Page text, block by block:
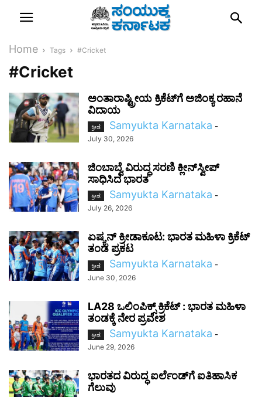
Home Tags #Cricket
#Cricket
ಅಂತಾರಾಷ್ಟ್ರೀಯ ಕ್ರಿಕೆಟ್‌ಗೆ ಅಜಿಂಕ್ಯ ರಹಾನೆ
ವಿದಾಯ
ಕ್ರೀಡೆ Samyukta Karnataka -
July 30, 2026
ಜಿಂಬಾಬ್ವೆ ವಿರುದ್ಧ ಸರಣಿ ಕ್ಲೀನ್‌ಸ್ವೀಪ್‌
ಸಾಧಿಸಿದ ಭಾರತ
ಕ್ರೀಡೆ Samyukta Karnataka -
July 26, 2026
ಏಷ್ಯನ್ ಕ್ರೀಡಾಕೂಟ: ಭಾರತ ಮಹಿಳಾ ಕ್ರಿಕೆಟ್
ತಂಡ ಪ್ರಕಟ
ಕ್ರೀಡೆ Samyukta Karnataka -
June 30, 2026
LA28 ಒಲಿಂಪಿಕ್ಸ್‌ ಕ್ರಿಕೆಟ್‌ : ಭಾರತ ಮಹಿಳಾ
ತಂಡಕ್ಕೆ ನೇರ ಪ್ರವೇಶ
ಕ್ರೀಡೆ Samyukta Karnataka -
June 29, 2026
ಭಾರತದ ವಿರುದ್ಧ ಐರ್ಲೆಂಡ್‌ಗೆ ಐತಿಹಾಸಿಕ
ಗೆಲುವು